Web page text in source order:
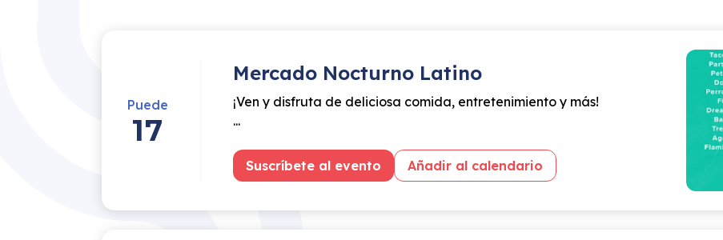
Puede
17
Mercado Nocturno Latino
¡Ven y disfruta de deliciosa comida, entretenimiento y más!
...
Suscríbete al evento Añadir al calendario